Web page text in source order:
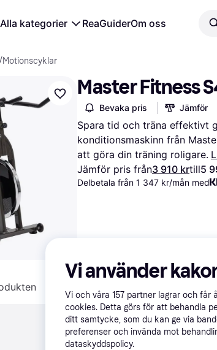
Alla kategorier ReaGuiderOm oss
/Motionscyklar
Master Fitness
Bevaka pris Jämför
Spara tid och träna effektivt
konditionsmaskinn från
att göra din träning roligare.
Jämför pris från3 910 krtill5
Delbetala från 1 347 kr/mån med
Vi använder
Vi och våra 157 partner lagrar och får
cookies. Detta görs för att behandla
ditt samtycke, som du kan ge via
preferenser och invända mot
dataskyddspolicy.